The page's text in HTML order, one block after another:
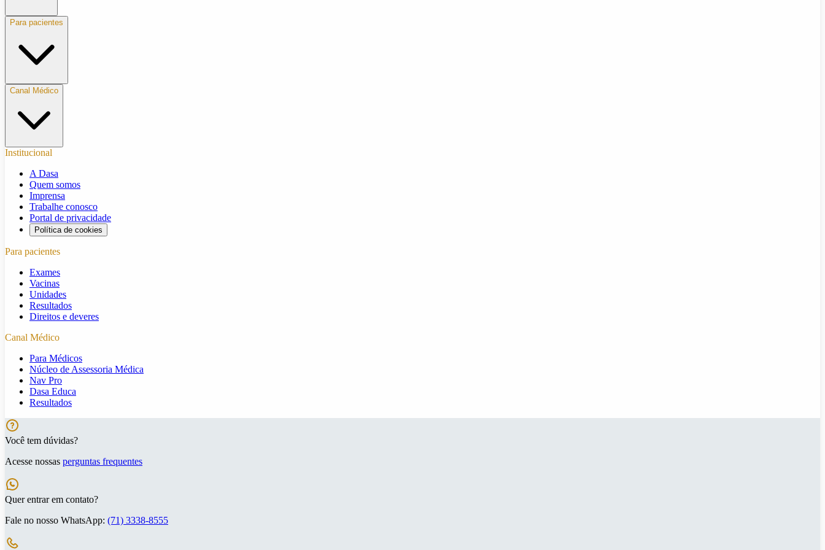
Para pacientes
Canal Médico
Institucional
A Dasa
Quem somos
Imprensa
Trabalhe conosco
Portal de privacidade
Política de cookies
Para pacientes
Exames
Vacinas
Unidades
Resultados
Direitos e deveres
Canal Médico
Para Médicos
Núcleo de Assessoria Médica
Nav Pro
Dasa Educa
Resultados
Você tem dúvidas?
Acesse nossas perguntas frequentes
Quer entrar em contato?
Fale no nosso WhatsApp: (71) 3338-8555